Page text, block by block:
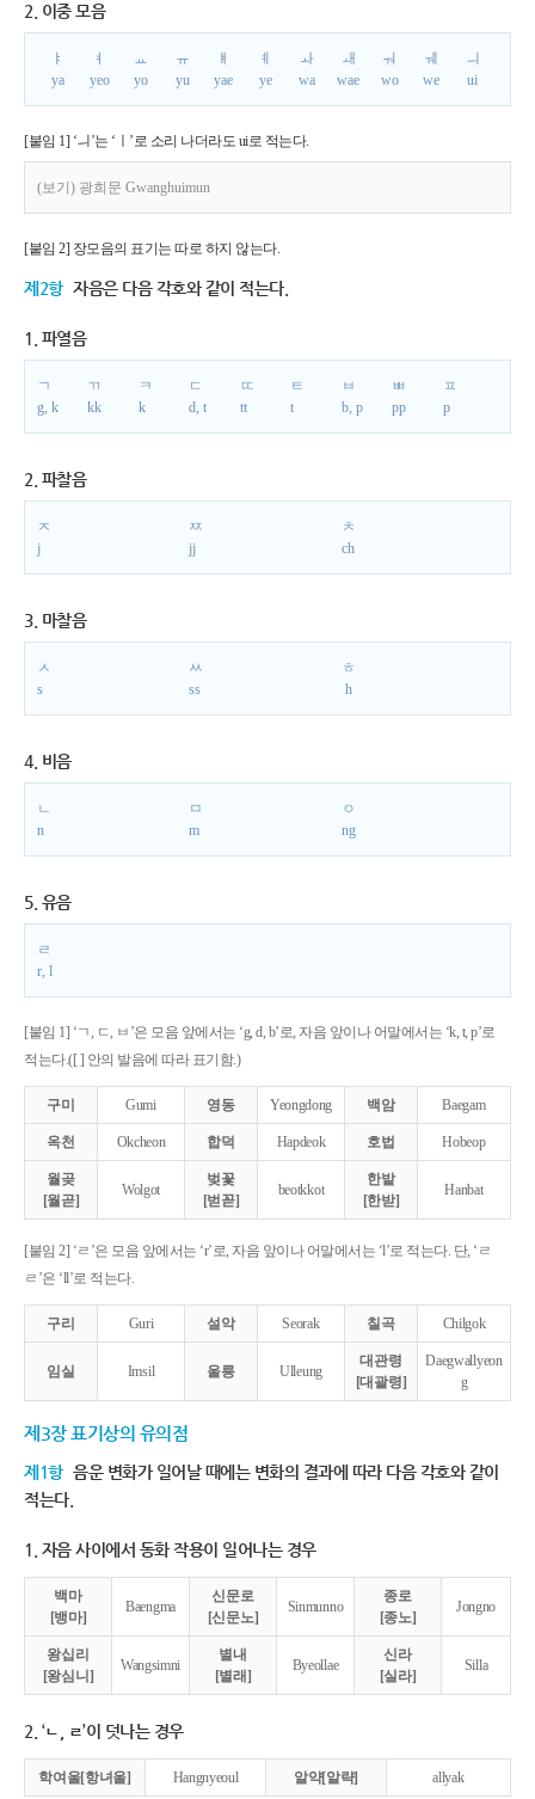
2. 이중 모음
ㅑ
ya
ㅕ
yeo
ㅛ
yo
ㅠ
yu
ㅒ
yae
ㅖ
ye
ㅘ
wa
ㅙ
wae
ㅝ
wo
ㅞ
we
ㅢ
ui
[붙임 1] ‘ㅢ’는 ‘ㅣ’로 소리 나더라도 ui로 적는다.
(보기) 광희문 Gwanghuimun
[붙임 2] 장모음의 표기는 따로 하지 않는다.
제2항 자음은 다음 각호와 같이 적는다.
1. 파열음
ㄱ
g, k
ㄲ
kk
ㅋ
k
ㄷ
d, t
ㄸ
tt
ㅌ
t
ㅂ
b, p
ㅃ
pp
ㅍ
p
2. 파찰음
ㅈ
j
ㅉ
jj
ㅊ
ch
3. 마찰음
ㅅ
s
ㅆ
ss
ㅎ
h
4. 비음
ㄴ
n
ㅁ
m
ㅇ
ng
5. 유음
ㄹ
r, l
[붙임 1] ‘ㄱ, ㄷ, ㅂ’은 모음 앞에서는 ‘g, d, b’로, 자음 앞이나 어말에서는 ‘k, t, p’로
적는다.([ ] 안의 발음에 따라 표기함.)
구미 Gumi 영동 Yeongdong 백암 Baegam
옥천 Okcheon 합덕 Hapdeok 호법 Hobeop
월곶
[월곧]
Wolgot
벚꽃
[벋꼳]
beotkkot
한밭
[한받]
Hanbat
[붙임 2] ‘ㄹ’은 모음 앞에서는 ‘r’로, 자음 앞이나 어말에서는 ‘l’로 적는다. 단, ‘ㄹ
ㄹ’은 ‘ll’로 적는다.
구리 Guri 설악 Seorak 칠곡 Chilgok
임실 Imsil 울릉 Ulleung
대관령
[대괄령]
Daegwallyeon
g
제3장 표기상의 유의점
제1항 음운 변화가 일어날 때에는 변화의 결과에 따라 다음 각호와 같이
적는다.
1. 자음 사이에서 동화 작용이 일어나는 경우
백마
[뱅마]
Baengma
신문로
[신문노]
Sinmunno
종로
[종노]
Jongno
왕십리
[왕심니]
Wangsimni
별내
[별래]
Byeollae
신라
[실라]
Silla
2. ‘ㄴ, ㄹ’이 덧나는 경우
학여울[항녀울] Hangnyeoul 알약[알략] allyak